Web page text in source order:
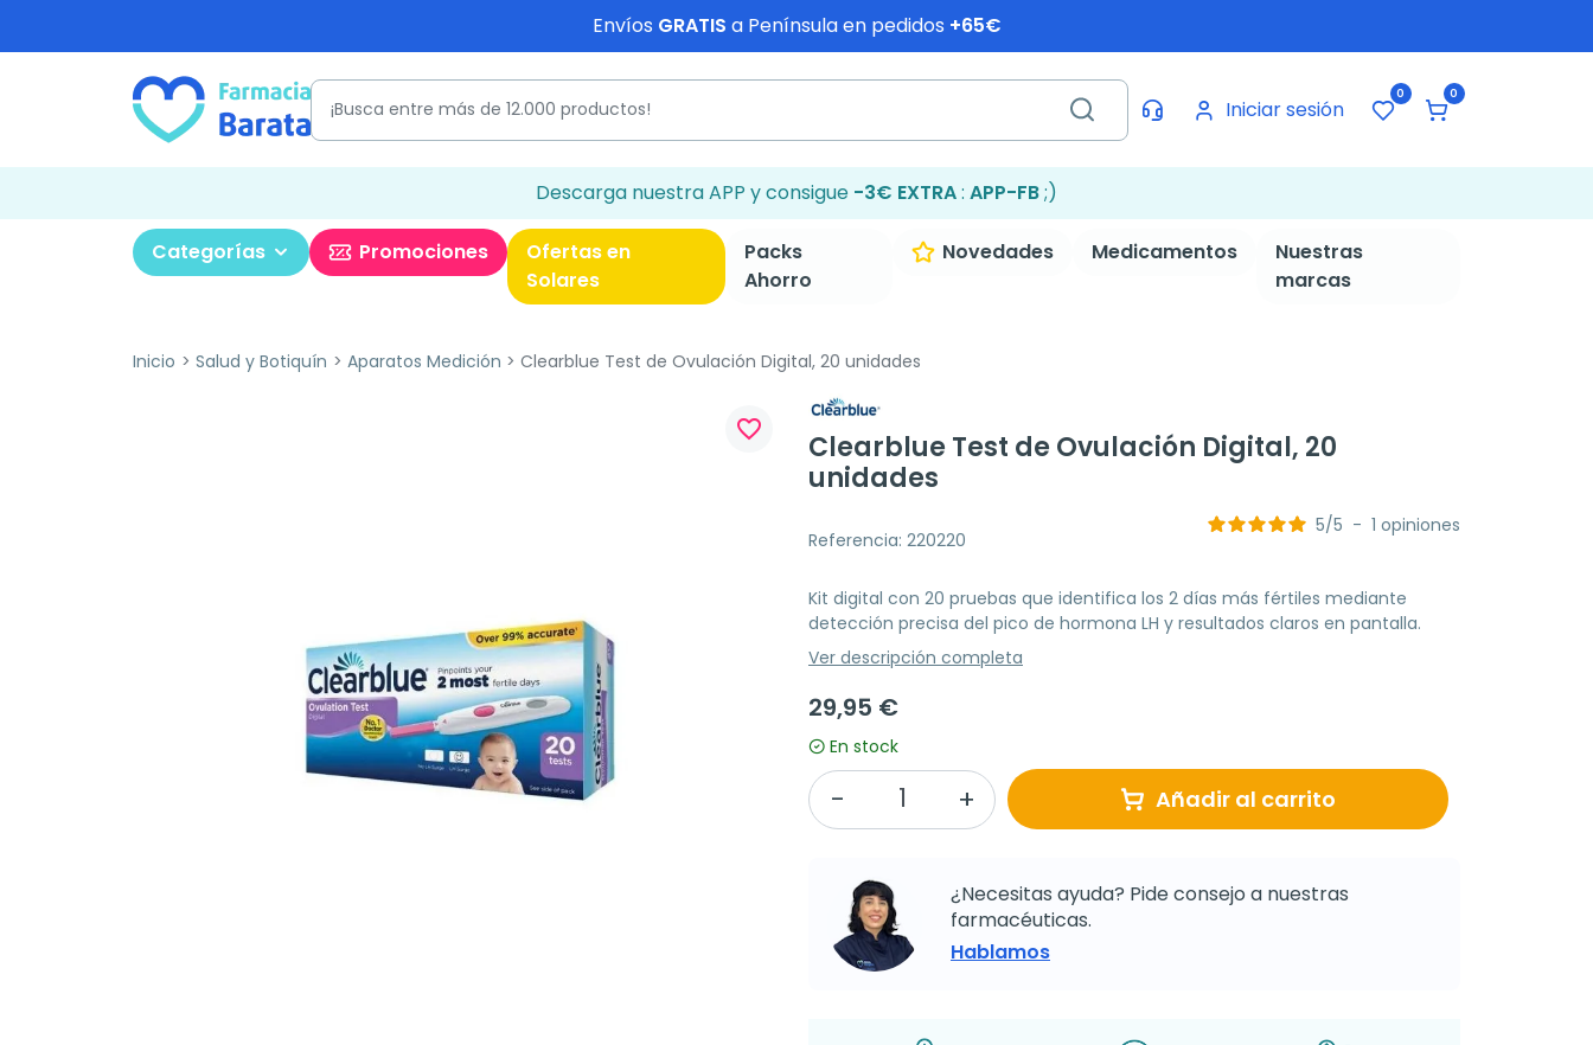
Envíos GRATIS a Península en pedidos +65€
Iniciar sesión
0 0
Descarga nuestra APP y consigue -3€ EXTRA: APP-FB;)
Categorías Promociones
Ofertas en
Solares
Packs
Ahorro
Novedades Medicamentos
Nuestras
marcas
Inicio Salud y Botiquín Aparatos Medición Clearblue Test de Ovulación Digital, 20 unidades
favorite_border
Clearblue Test de Ovulación Digital, 20
unidades
Referencia: 220220
5/5 - 1 opiniones
Kit digital con 20 pruebas que identifica los 2 días más fértiles mediante
detección precisa del pico de hormona LH y resultados claros en pantalla.
Ver descripción completa
29,95 €
En stock
Añadir al carrito
¿Necesitas ayuda? Pide consejo a nuestras
farmacéuticas.
Hablamos